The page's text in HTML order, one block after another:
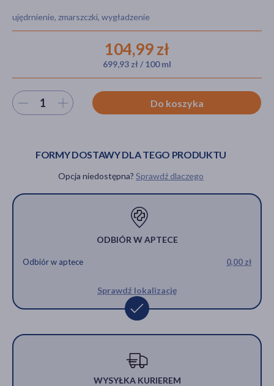
ujędrnienie, zmarszczki, wygładzenie
104,99 zł
699,93 zł / 100 ml
Wybierz ilość Do koszyka
FORMY DOSTAWY DLA TEGO PRODUKTU
Opcja niedostępna? Sprawdź dlaczego
ODBIÓR W APTECE
Odbiór w aptece 0,00 zł
Sprawdź lokalizację
WYSYŁKA KURIEREM